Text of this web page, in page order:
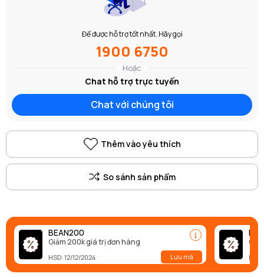
Để được hỗ trợ tốt nhất. Hãy gọi
1900 6750
Hoặc
Chat hỗ trợ trực tuyến
Chat với chúng tôi
Thêm vào yêu thích
BEAN200
Giảm 200k giá trị đơn hàng
HSD: 12/12/2024 Lưu mã